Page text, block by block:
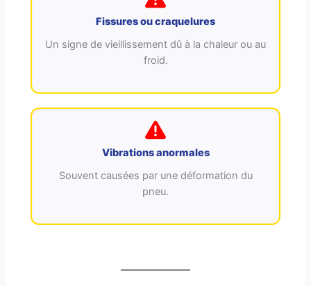
Fissures ou craquelures
Un signe de vieillissement dû à la chaleur ou au
froid.
Vibrations anormales
Souvent causées par une déformation du
pneu.